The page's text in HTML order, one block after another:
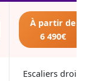
À partir de
6 490€
Escaliers droits